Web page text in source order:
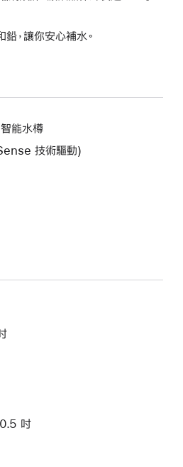
，讓你安心補水。
能水樽
技術驅動)
吋